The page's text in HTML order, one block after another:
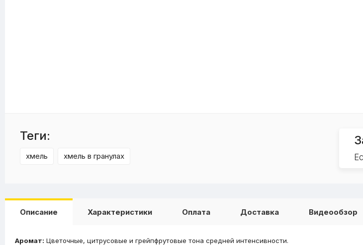
Теги:
хмель хмель в гранулах
Описание Характеристики Оплата Доставка Видеообзор
Аромат: Цветочные, цитрусовые и грейпфрутовые тона средней интенсивности.